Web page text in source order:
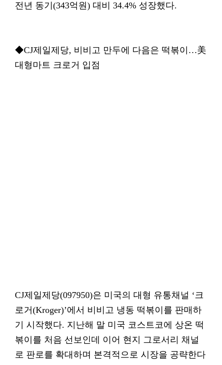
전년 동기(343억원) 대비 34.4% 성장했다.
◆CJ제일제당, 비비고 만두에 다음은 떡볶이…美
대형마트 크로거 입점
CJ제일제당(097950)은 미국의 대형 유통채널 ‘크
로거(Kroger)’에서 비비고 냉동 떡볶이를 판매하
기 시작했다. 지난해 말 미국 코스트코에 상온 떡
볶이를 처음 선보인데 이어 현지 그로서리 채널
로 판로를 확대하며 본격적으로 시장을 공략한다